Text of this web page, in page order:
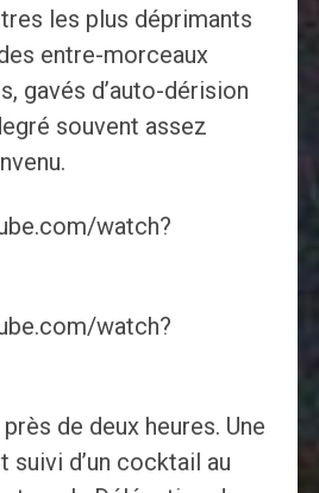
les plus déprimants
entre-morceaux
gavés d’auto-dérision
souvent assez
watch?
watch?
de deux heures. Une
suivi d’un cocktail au